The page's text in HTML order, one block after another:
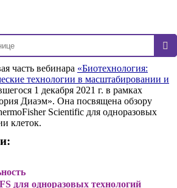
часть вебинара «Биотехнология:
технологии в масштабировании и
1 декабря 2021 г. в рамках
Диаэм». Она посвящена обзору
Scientific для одноразовых
клеток.
для одноразовых технологий